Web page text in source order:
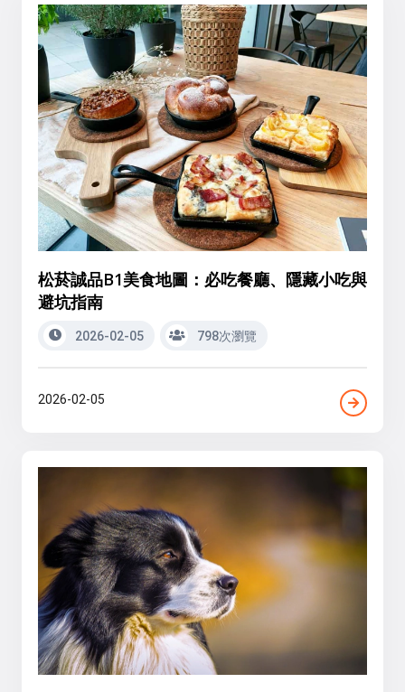
松菸誠品B1美食地圖：必吃餐廳、隱藏小吃與
避坑指南
2026-02-05 798次瀏覽
2026-02-05